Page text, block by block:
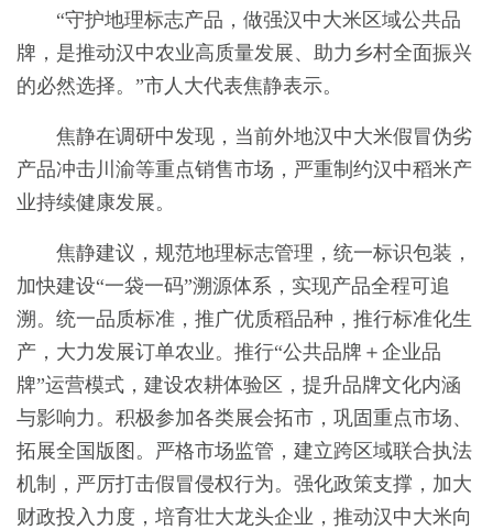
“守护地理标志产品，做强汉中大米区域公共品
牌，是推动汉中农业高质量发展、助力乡村全面振兴
的必然选择。”市人大代表焦静表示。
焦静在调研中发现，当前外地汉中大米假冒伪劣
产品冲击川渝等重点销售市场，严重制约汉中稻米产
业持续健康发展。
焦静建议，规范地理标志管理，统一标识包装，
加快建设“一袋一码”溯源体系，实现产品全程可追
溯。统一品质标准，推广优质稻品种，推行标准化生
产，大力发展订单农业。推行“公共品牌＋企业品
牌”运营模式，建设农耕体验区，提升品牌文化内涵
与影响力。积极参加各类展会拓市，巩固重点市场、
拓展全国版图。严格市场监管，建立跨区域联合执法
机制，严厉打击假冒侵权行为。强化政策支撑，加大
财政投入力度，培育壮大龙头企业，推动汉中大米向